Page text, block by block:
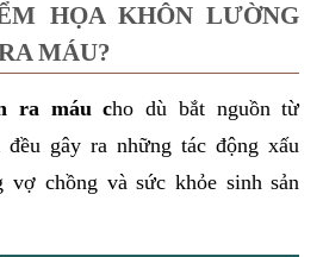
HỌA KHÔN LƯỜNG
MÁU?
ra máu cho dù bắt nguồn từ
đều gây ra những tác động xấu
chồng và sức khỏe sinh sản